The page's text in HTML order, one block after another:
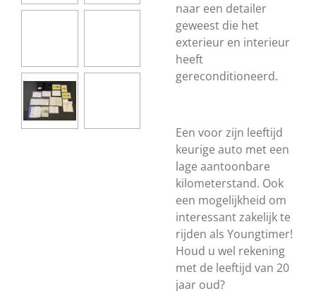
naar een detailer
geweest die het
exterieur en interieur
heeft
gereconditioneerd.
Een voor zijn leeftijd
keurige auto met een
lage aantoonbare
kilometerstand. Ook
een mogelijkheid om
interessant zakelijk te
rijden als Youngtimer!
Houd u wel rekening
met de leeftijd van 20
jaar oud?